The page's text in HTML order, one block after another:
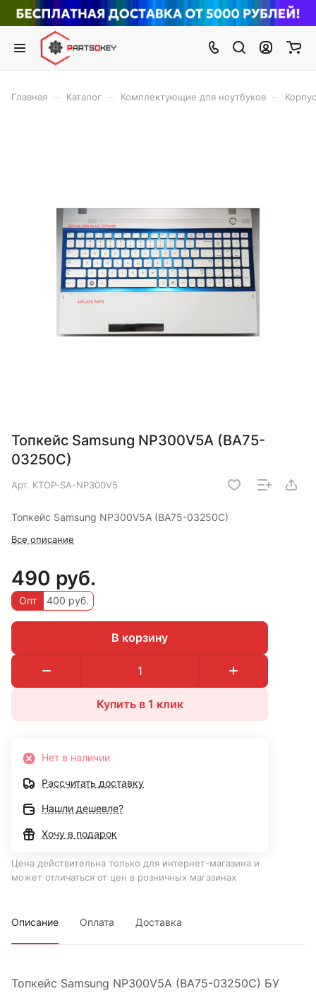
Главная Каталог Комплектующие для ноутбуков
Топкейс Samsung NP300V5A (BA75-
03250C)
Арт. KTOP-SA-NP300V5
Топкейс Samsung NP300V5A (BA75-03250C)
Все описание
490 руб.
Опт 400 руб.
В корзину
Купить в 1 клик
Нет в наличии
Рассчитать доставку
Нашли дешевле?
Хочу в подарок
Цена действительна только для интернет-магазина и
может отличаться от цен в розничных магазинах
Описание Оплата Доставка
Топкейс Samsung NP300V5A (BA75-03250C) БУ